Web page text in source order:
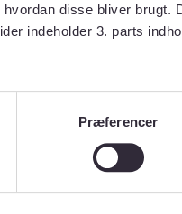
disse bliver
indeholder 3. parts
Præferencer